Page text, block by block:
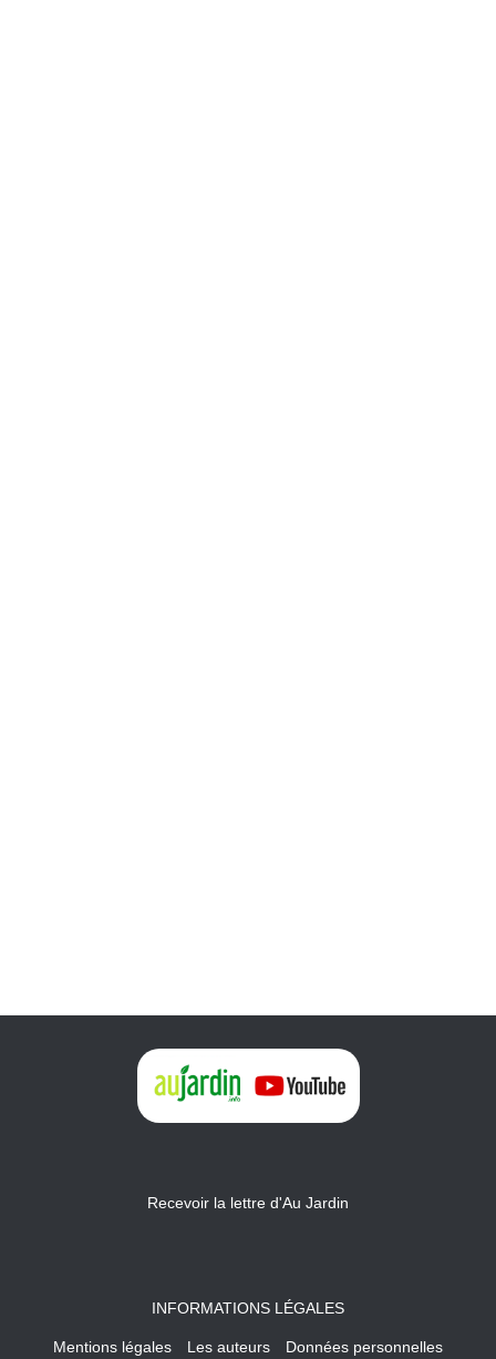
Recevoir la lettre d'Au Jardin
INFORMATIONS LÉGALES
Mentions légales Les auteurs Données personnelles